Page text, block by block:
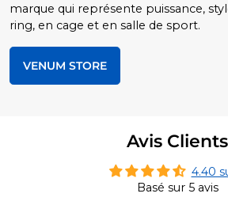
marque qui représente puissance,
ring, en cage et en salle de sport.
VENUM STORE
Avis Clients
4.40
Basé sur 5 avis